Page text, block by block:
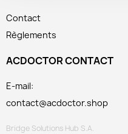
Contact
Règlements
ACDOCTOR CONTACT
E-mail:
contact@acdoctor.shop
Bridge Solutions Hub S.A.